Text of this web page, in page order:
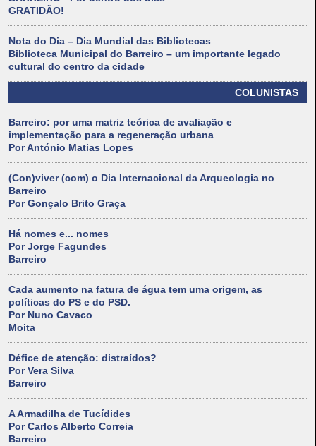
GRATIDÃO!
Nota do Dia – Dia Mundial das Bibliotecas
Biblioteca Municipal do Barreiro – um importante legado
cultural do centro da cidade
COLUNISTAS
Barreiro: por uma matriz teórica de avaliação e
implementação para a regeneração urbana
Por António Matias Lopes
(Con)viver (com) o Dia Internacional da Arqueologia no
Barreiro
Por Gonçalo Brito Graça
Há nomes e... nomes
Por Jorge Fagundes
Barreiro
Cada aumento na fatura de água tem uma origem, as
políticas do PS e do PSD.
Por Nuno Cavaco
Moita
Défice de atenção: distraídos?
Por Vera Silva
Barreiro
A Armadilha de Tucídides
Por Carlos Alberto Correia
Barreiro